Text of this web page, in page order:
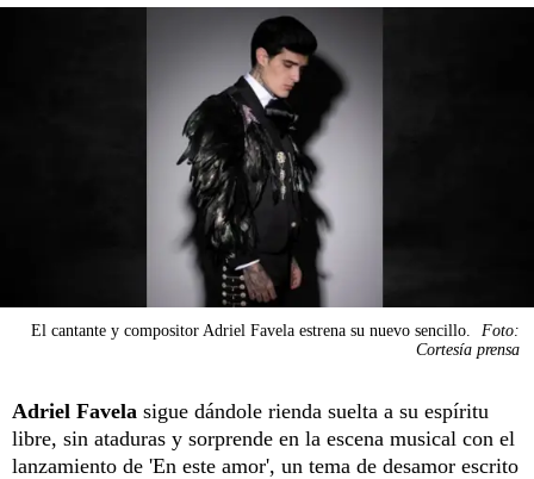
El cantante y compositor Adriel Favela estrena su nuevo sencillo.
Foto:
Cortesía prensa
Adriel Favela sigue dándole rienda suelta a su espíritu
libre, sin ataduras y sorprende en la escena musical con el
lanzamiento de 'En este amor', un tema de desamor escrito